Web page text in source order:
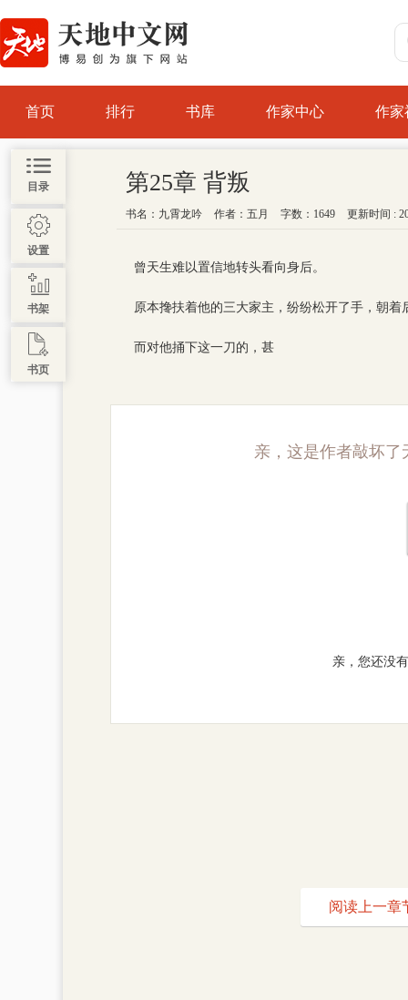
首页 排行 书库 作家中心 作家
目录
设置
书架
书页
第25章 背叛
书名： 九霄龙吟 作者： 五月 字数：1649 更新时间 :
曾天生难以置信地转头看向身后。
原本搀扶着他的三大家主，纷纷松开了手，朝着
而对他捅下这一刀的，甚
亲，这是作者敲坏
亲，您还没
阅读上一章